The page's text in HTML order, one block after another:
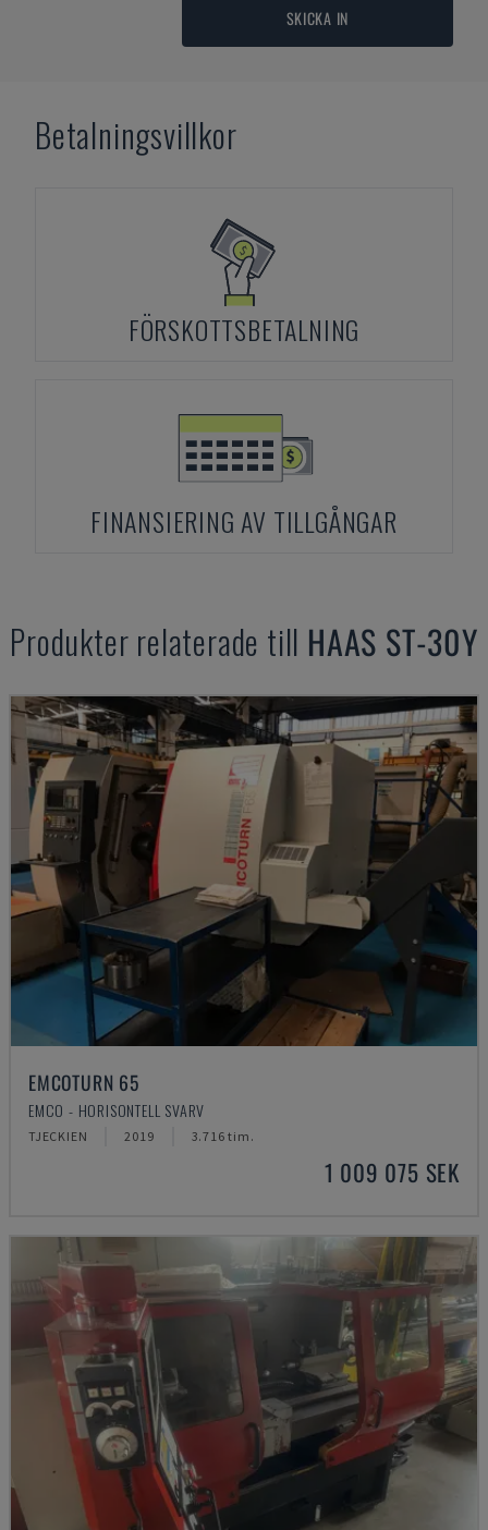
SKICKA IN
Betalningsvillkor
FÖRSKOTTSBETALNING
FINANSIERING AV TILLGÅNGAR
Produkter relaterade till HAAS ST-30Y
EMCOTURN 65
EMCO - HORISONTELL SVARV
TJECKIEN 2019 3.716 tim.
1 009 075 SEK